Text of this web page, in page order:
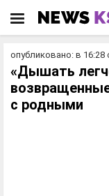
опубликовано: в 16:28
«Дышать
с родными